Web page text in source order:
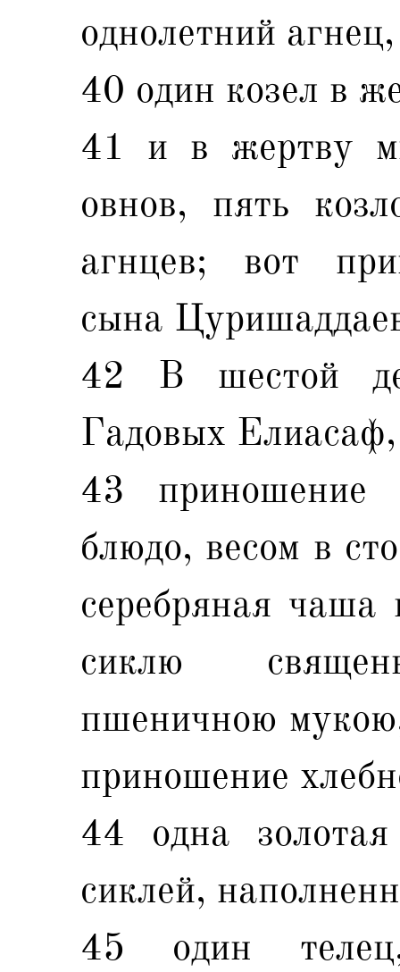
однолетний
40 один козел в
41 и в жертву
овнов, пять
агнцев; вот
сына
42 В шестой
Гадовых
43 приношение
блюдо, весом в
серебряная чаша
сиклю
пшеничною
приношение
44 одна
сиклей,
45 один